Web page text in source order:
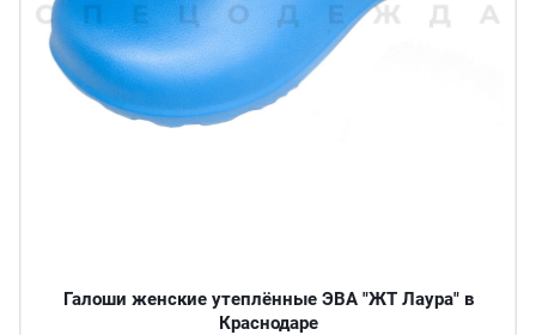
Галоши женские утеплённые ЭВА "ЖТ Лаура" в
Краснодаре